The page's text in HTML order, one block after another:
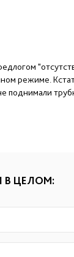
режиме.
поднимали
В ЦЕЛОМ: